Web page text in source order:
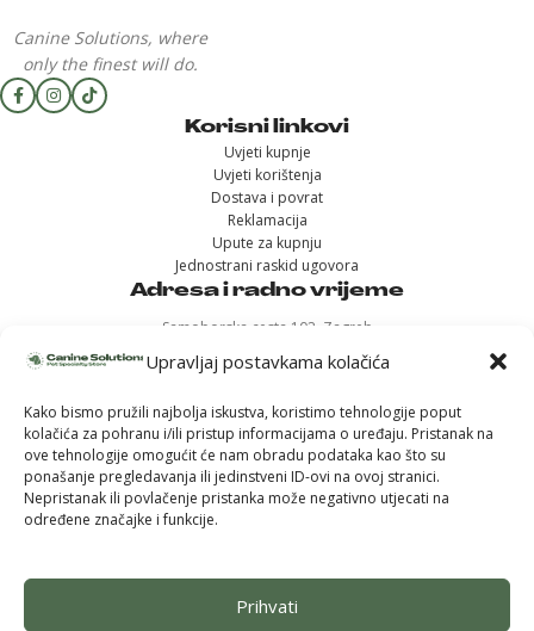
Upravljaj postavkama kolačića
Kako bismo pružili najbolja iskustva, koristimo tehnologije poput
kolačića za pohranu i/ili pristup informacijama o uređaju. Pristanak na
ove tehnologije omogućit će nam obradu podataka kao što su
ponašanje pregledavanja ili jedinstveni ID-ovi na ovoj stranici.
Nepristanak ili povlačenje pristanka može negativno utjecati na
određene značajke i funkcije.
Prihvati
Canine Solutions, where
only the finest will do.
Korisni linkovi
Uvjeti kupnje
Uvjeti korištenja
Dostava i povrat
Reklamacija
Upute za kupnju
Jednostrani raskid ugovora
Adresa i radno vrijeme
Samoborska cesta 102, Zagreb
(u sklopu Konzuma Stenjevec)
Uto, sri, čet, pet – 11h-18h
Subota - 9h-14h
Nedjelja - ZATVORENO